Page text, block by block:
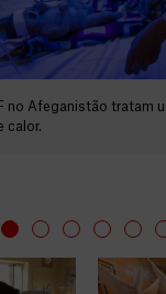
no Afeganistão tratam
calor.